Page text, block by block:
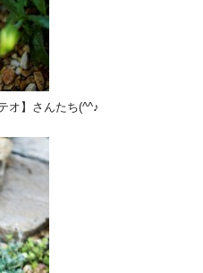
オ】さんたち(^^♪